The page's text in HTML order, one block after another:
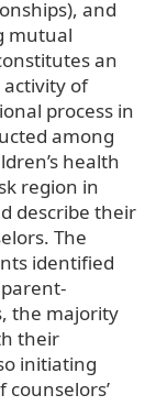
and
mutual
an
of
process in
among
health
region in
describe their
The
identified
the majority
their
initiating